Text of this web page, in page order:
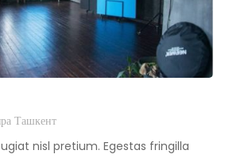
Ташкент
nisl pretium. Egestas fringilla